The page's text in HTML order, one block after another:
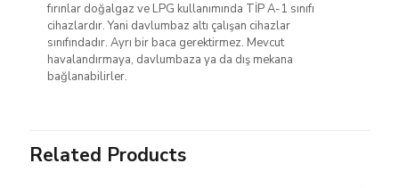
fırınlar doğalgaz ve LPG kullanımında TİP A-1 sınıfı
cihazlardır. Yani davlumbaz altı çalışan cihazlar
sınıfındadır. Ayrı bir baca gerektirmez. Mevcut
havalandırmaya, davlumbaza ya da dış mekana
bağlanabilirler.
Related Products